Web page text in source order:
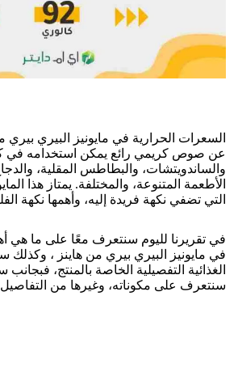
السعرات الحرارية في مايونيز البيري بيري
عن صوص كريمي رائع يمكن استخدامه في
والساندويتشات، والبطاطس المقلية،
الأطعمة المتنوعة، والمختلفة. يمتاز هذا
التي تضفي نكهة فريدة إليه، وأهمها نكهة
في تقريرنا لليوم سنتعرف معًا على ما هي
في مايونيز البيري بيري من هاينز ، وكذلك
الغذائية التفصيلية الخاصة بالمنتج، فبجانب
سنتعرف على مكوناته، وغيرها من التفاصيل